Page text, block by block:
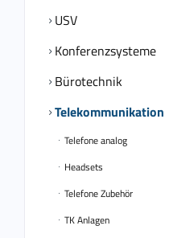
USV
Konferenzsysteme
Bürotechnik
Telekommunikation
Telefone analog
Headsets
Telefone Zubehör
TK Anlagen